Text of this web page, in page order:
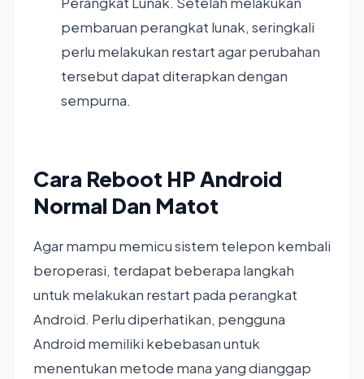
pembaruan perangkat lunak, seringkali
perlu melakukan restart agar perubahan
tersebut dapat diterapkan dengan
sempurna.
Cara Reboot HP Android
Normal Dan Matot
Agar mampu memicu sistem telepon kembali
beroperasi, terdapat beberapa langkah
untuk melakukan restart pada perangkat
Android. Perlu diperhatikan, pengguna
Android memiliki kebebasan untuk
menentukan metode mana yang dianggap